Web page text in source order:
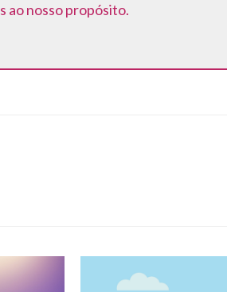
ao nosso propósito.